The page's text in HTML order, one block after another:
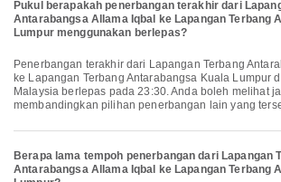
Pukul berapakah penerbangan terakhir dari
Antarabangsa Allama Iqbal ke Lapangan Terbang
Lumpur menggunakan berlepas?
Penerbangan terakhir dari Lapangan Terbang Antarabangsa Allama Iqbal
ke Lapangan Terbang Antarabangsa Kuala Lumpur
Malaysia berlepas pada 23:30. Anda boleh melihat
membandingkan pilihan penerbangan lain yang
Berapa lama tempoh penerbangan dari Lapangan
Antarabangsa Allama Iqbal ke Lapangan Terbang